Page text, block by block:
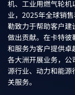
机、工业用燃气轮
业，2025年全球销
勒致力于帮助客户
做出贡献。在卡特彼
和服务为客户提供
各大洲开展业务，公
源行业、动力和能源
关服务。